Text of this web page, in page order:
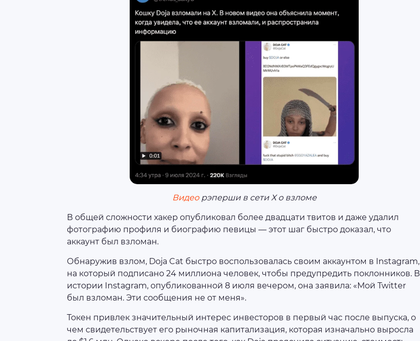
Видеорэперши в сети Х о взломе
В общей сложности хакер опубликовал более двадцати твитов и даже удалил
фотографию профиля и биографию певицы — этот шаг быстро доказал, что
аккаунт был взломан.
Обнаружив взлом, Doja Cat быстро воспользовалась своим аккаунтом в Instagram,
на который подписано 24 миллиона человек, чтобы предупредить поклонников. В
истории Instagram, опубликованной 8 июля вечером, она заявила: «Мой Twitter
был взломан. Эти сообщения не от меня».
Токен привлек значительный интерес инвесторов в первый час после выпуска, о
чем свидетельствует его рыночная капитализация, которая изначально выросла